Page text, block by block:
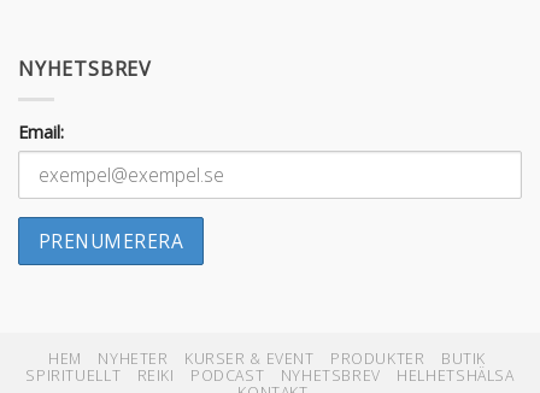
NYHETSBREV
Email:
HEM NYHETER KURSER & EVENT PRODUKTER
BUTIK
SPIRITUELLT
REIKI PODCAST NYHETSBREV
HELHETSHÄLSA